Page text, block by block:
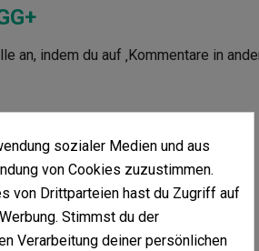
an, indem du auf ‚Kommentare in
sozialer Medien und aus
von Cookies zuzustimmen.
von Drittparteien hast du Zugriff auf
Stimmst du der
Verarbeitung deiner persönlichen